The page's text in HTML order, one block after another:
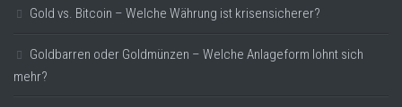
Gold vs. Bitcoin – Welche Währung ist krisensicherer?
Goldbarren oder Goldmünzen – Welche Anlageform lohnt sich
mehr?